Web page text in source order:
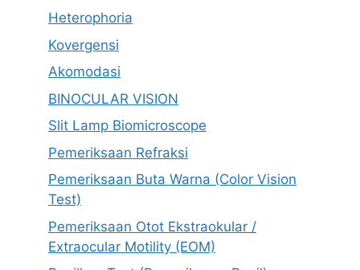
Heterophoria
Kovergensi
Akomodasi
BINOCULAR VISION
Slit Lamp Biomicroscope
Pemeriksaan Refraksi
Pemeriksaan Buta Warna (Color Vision
Test)
Pemeriksaan Otot Ekstraokular /
Extraocular Motility (EOM)